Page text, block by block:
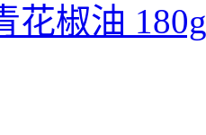
花椒油 180g